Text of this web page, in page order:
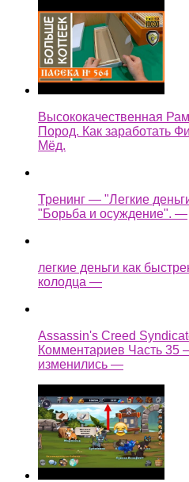
Высококачественная
Пород. Как заработать
Мёд.
Тренинг — "Легкие
"Борьба и осуждение". —
легкие деньги как
колодца —
Assassin's Creed
Комментариев Часть 35
изменились —